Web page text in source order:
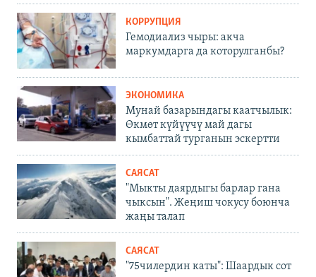
КОРРУПЦИЯ
Гемодиализ чыры: акча
маркумдарга да которулганбы?
ЭКОНОМИКА
Мунай базарындагы каатчылык:
Өкмөт күйүүчү май дагы
кымбаттай турганын эскертти
САЯСАТ
"Мыкты даярдыгы барлар гана
чыксын". Жеңиш чокусу боюнча
жаңы талап
САЯСАТ
"75чилердин каты": Шаардык сот